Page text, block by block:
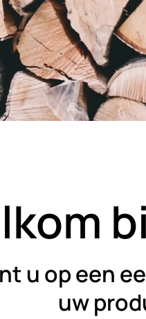
u op een
uw